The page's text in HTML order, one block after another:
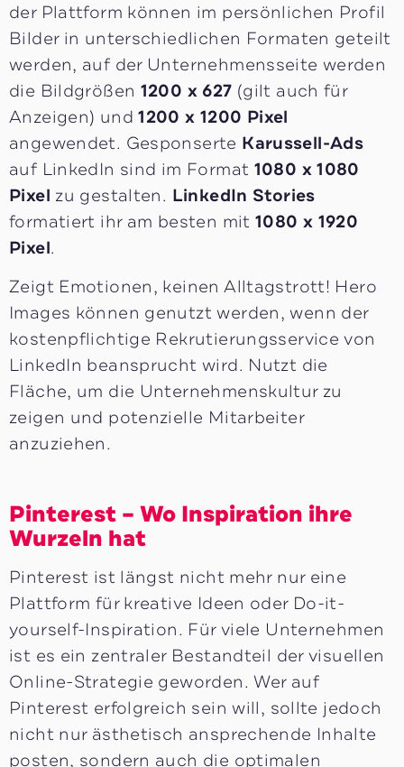
der Plattform können im persönlichen Profil
Bilder in unterschiedlichen Formaten geteilt
werden, auf der Unternehmensseite werden
die Bildgrößen 1200 x 627 (gilt auch für
Anzeigen) und1200 x 1200 Pixel
angewendet. Gesponserte Karussell-Ads
auf LinkedIn sind im Format 1080 x 1080
Pixel zu gestalten. LinkedIn Stories
formatiert ihr am besten mit 1080 x 1920
Pixel.
Zeigt Emotionen, keinen Alltagstrott! Hero
Images können genutzt werden, wenn der
kostenpflichtige Rekrutierungsservice von
LinkedIn beansprucht wird. Nutzt die
Fläche, um die Unternehmenskultur zu
zeigen und potenzielle Mitarbeiter
anzuziehen.
Pinterest – Wo Inspiration ihre
Wurzeln hat
Pinterest ist längst nicht mehr nur eine
Plattform für kreative Ideen oder Do-it-
yourself-Inspiration. Für viele Unternehmen
ist es ein zentraler Bestandteil der visuellen
Online-Strategie geworden. Wer auf
Pinterest erfolgreich sein will, sollte jedoch
nicht nur ästhetisch ansprechende Inhalte
posten, sondern auch die optimalen